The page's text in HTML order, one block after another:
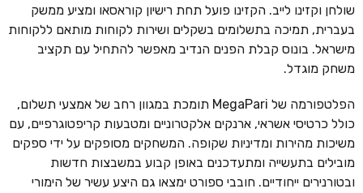
שולחן וקזינו לייב. הקזינו פועל תחת רישיון קוראסאו ומציע ממשק
בעברית, תמיכה בתשלומים בשקלים ושירות לקוחות מותאם ללקוחות
מישראל. בונוס קבלת הפנים הנדיב מאפשר להתחיל עם תקציב
משחק מוגדל.
הפלטפורמה של MegaPari תומכת במגוון רחב של אמצעי תשלום,
כולל כרטיסי אשראי, ארנקים אלקטרוניים ומטבעות קריפטוגרפיים, עם
משיכות מהירות ומדיניות שקופה. המשחקים מסופקים על ידי ספקים
מובילים בתעשייה ומתעדכנים באופן קבוע במשבצות חדשות
ובטורנירים ייחודיים. חובבי ספורט ימצאו גם היצע עשיר של הימורי